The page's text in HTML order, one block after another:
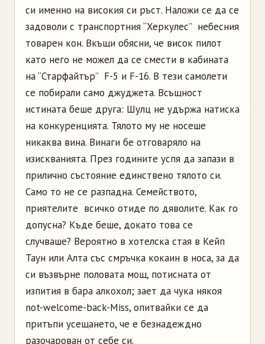
си именно на високия си ръст. Наложи се да се
задоволи с транспортния “Херкулес” ­ небесния
товарен кон. Вкъщи обясни, че висок пилот
като него не можел да се смести в кабината
на “Старфайтър” ­ F-5 и F-16. В тези самолети
се побирали само джуджета. Всъщност
истината беше друга: Шулц не удържа натиска
на конкуренцията. Тялото му не носеше
никаква вина. Винаги бе отговаряло на
изискванията. През годините успя да запази в
прилично състояние единствено тялото си.
Само то не се разпадна. Семейството,
приятелите ­ всичко отиде по дяволите. Как го
допусна? Къде беше, докато това се
случваше? Вероятно в хотелска стая в Кейп
Таун или Алта със смръчка кокаин в носа, за да
си възвърне половата мощ, потисната от
изпития в бара алкохол; зает да чука някоя
not-welcome-back-Miss, опитвайки се да
притъпи усещането, че е безнадеждно
разочарован от себе си.